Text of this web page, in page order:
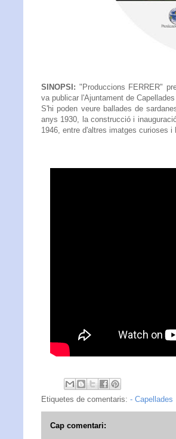
SINOPSI: "Produccions FERRER"
va publicar l'Ajuntament de
S'hi poden veure ballades de
anys 1930, la construcció i
1946, entre d'altres imatges curioses i
Etiquetes de comentaris: - Capellades
Cap comentari: